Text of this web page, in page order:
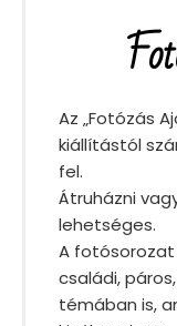
Az „Fotózás
kiállítástól
fel.
Átruházni
lehetséges.
A fotósorozat
családi,
témában is,